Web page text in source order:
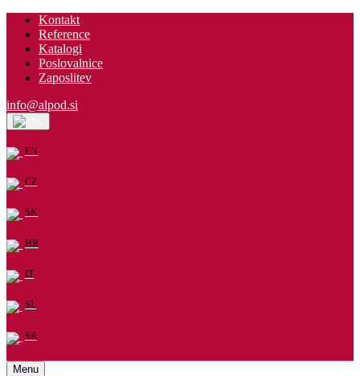
Kontakt
Reference
Katalogi
Poslovalnice
Zaposlitev
info@alpod.si
EN
CZ
SK
HR
IT
SL
SR
Menu